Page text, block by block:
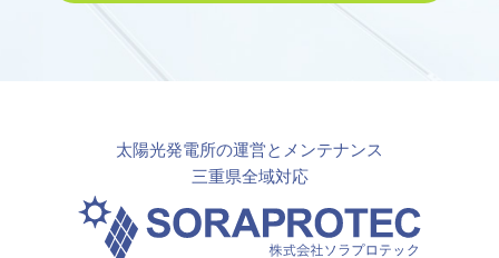
太陽光発電所の運営とメンテナンス
三重県全域対応